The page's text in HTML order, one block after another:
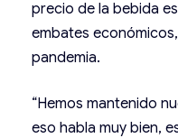
precio de la bebida
embates
pandemia.
“Hemos mantenido
eso habla muy bien,